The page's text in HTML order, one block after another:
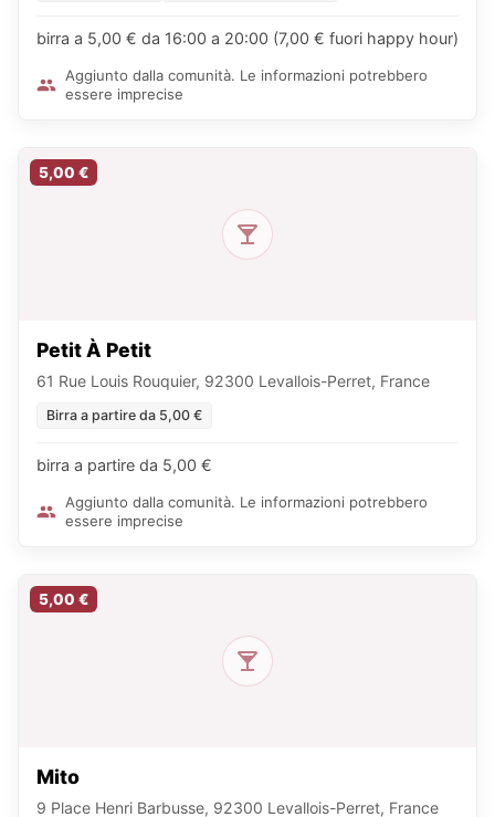
birra a 5,00 € da 16:00 a 20:00 (7,00 € fuori happy hour)
Aggiunto dalla comunità. Le informazioni potrebbero
essere imprecise
5,00 €
Petit À Petit
61 Rue Louis Rouquier, 92300 Levallois-Perret, France
Birra a partire da 5,00 €
birra a partire da 5,00 €
Aggiunto dalla comunità. Le informazioni potrebbero
essere imprecise
5,00 €
Mito
9 Place Henri Barbusse, 92300 Levallois-Perret, France